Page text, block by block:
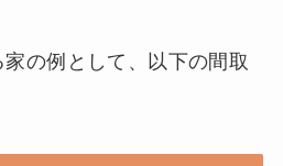
の例として、以下の間取